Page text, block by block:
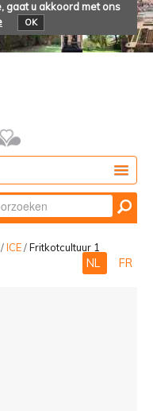
gaat u akkoord met ons
OK
/ICE/Fritkotcultuur 1
NL FR